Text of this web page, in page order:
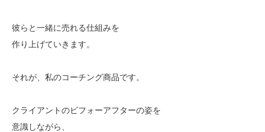
彼らと一緒に売れる仕組みを
作り上げていきます。
それが、私のコーチング商品です。
クライアントのビフォーアフターの姿を
意識しながら、